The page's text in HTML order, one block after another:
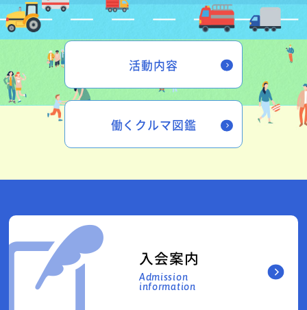
活動内容
働くクルマ図鑑
入会案内
Admission
information